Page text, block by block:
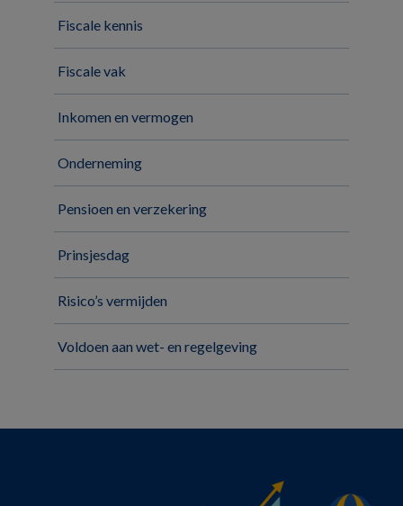
Fiscale kennis
Fiscale vak
Inkomen en vermogen
Onderneming
Pensioen en verzekering
Prinsjesdag
Risico’s vermijden
Voldoen aan wet- en regelgeving